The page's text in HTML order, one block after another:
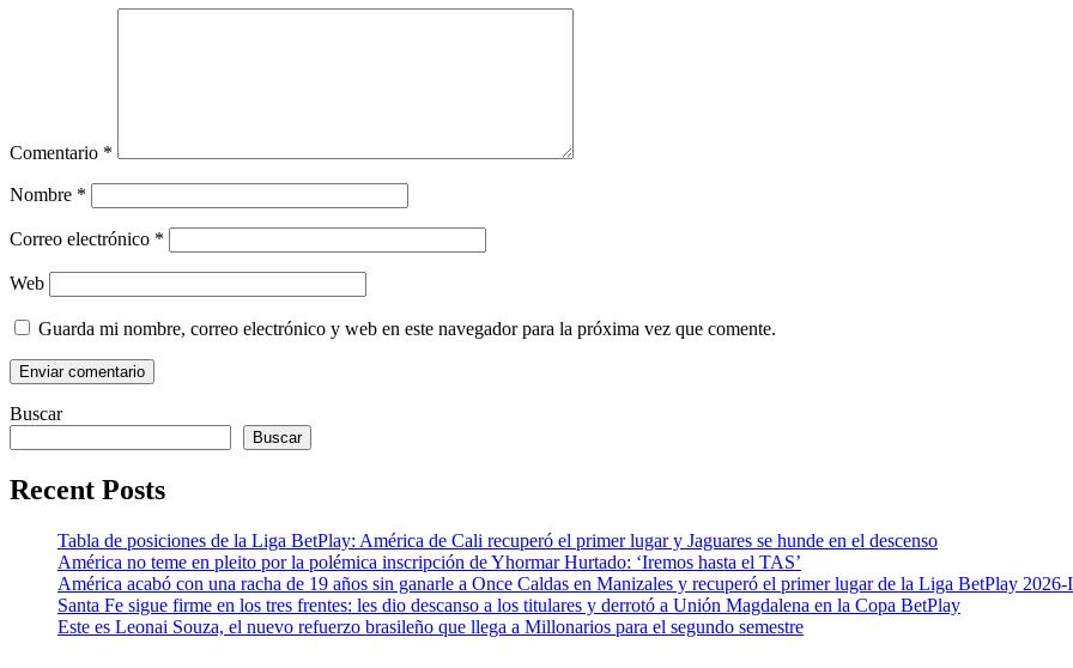
Comentario *
Nombre *
Correo electrónico *
Web
Guarda mi nombre, correo electrónico y web en este navegador para la próxima vez que comente.
Buscar
Buscar
Recent Posts
Tabla de posiciones de la Liga BetPlay: América de Cali recuperó el primer lugar y Jaguares se hunde en el descenso
América no teme en pleito por la polémica inscripción de Yhormar Hurtado: ‘Iremos hasta el TAS’
América acabó con una racha de 19 años sin ganarle a Once Caldas en Manizales y recuperó el primer lugar de la Liga BetPlay 2026-
Santa Fe sigue firme en los tres frentes: les dio descanso a los titulares y derrotó a Unión Magdalena en la Copa BetPlay
Este es Leonai Souza, el nuevo refuerzo brasileño que llega a Millonarios para el segundo semestre